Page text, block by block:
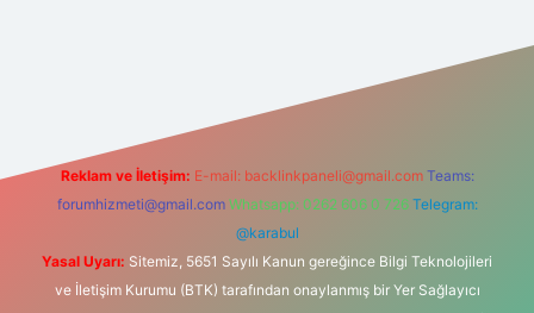
Reklam ve İletişim: E-mail: backlinkpaneli@gmail.com Teams:
forumhizmeti@gmail.com Whatsapp: 0262 606 0 726 Telegram:
@karabul
Yasal Uyarı: Sitemiz, 5651 Sayılı Kanun gereğince Bilgi Teknolojileri
ve İletişim Kurumu (BTK) tarafından onaylanmış bir Yer Sağlayıcı